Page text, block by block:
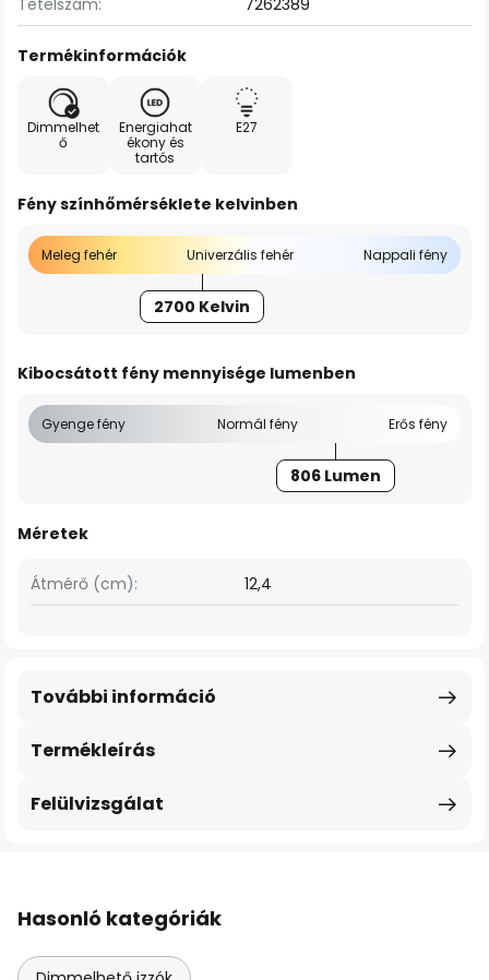
Tételszám:
7262389
Termékinformációk
Dimmelhet
ő
Energiahat
ékony és
tartós
E27
Fény színhőmérséklete kelvinben
Meleg fehér Univerzális fehér Nappali fény
2700 Kelvin
Kibocsátott fény mennyisége lumenben
Gyenge fény Normál fény Erős fény
806 Lumen
Méretek
Átmérő (cm): 12,4
Termékleírás
További információ
Felülvizsgálat
Hasonló kategóriák